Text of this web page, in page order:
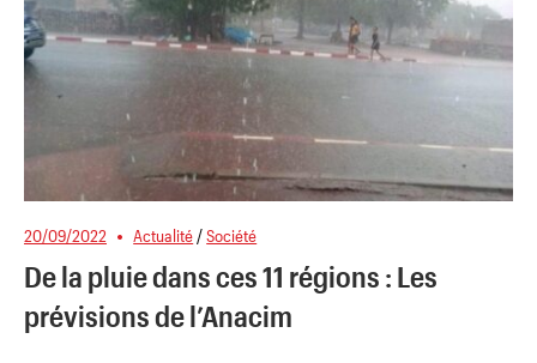
20/09/2022 Actualité /Société
De la pluie dans ces 11 régions : Les
prévisions de l’Anacim